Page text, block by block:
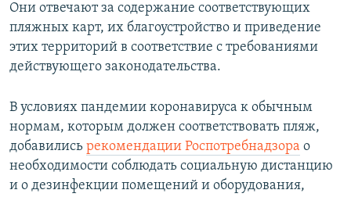
Они отвечают за содержание соответствующих
пляжных карт, их благоустройство и приведение
этих территорий в соответствие с требованиями
действующего законодательства.
В условиях пандемии коронавируса к обычным
нормам, которым должен соответствовать пляж,
добавились рекомендации Роспотребнадзора о
необходимости соблюдать социальную дистанцию
и о дезинфекции помещений и оборудования,